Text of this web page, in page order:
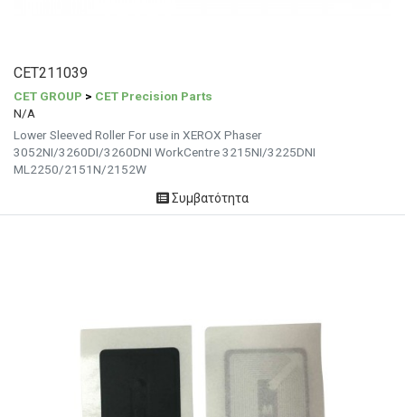
CET211039
CET GROUP > CET Precision Parts
N/A
Lower Sleeved Roller For use in XEROX Phaser
3052NI/3260DI/3260DNI WorkCentre 3215NI/3225DNI
ML2250/2151N/2152W
Συμβατότητα